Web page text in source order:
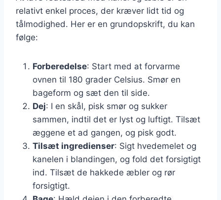
relativt enkel proces, der kræver lidt tid og
tålmodighed. Her er en grundopskrift, du kan
følge:
Forberedelse: Start med at forvarme
ovnen til 180 grader Celsius. Smør en
bageform og sæt den til side.
Dej: I en skål, pisk smør og sukker
sammen, indtil det er lyst og luftigt. Tilsæt
æggene et ad gangen, og pisk godt.
Tilsæt ingredienser: Sigt hvedemelet og
kanelen i blandingen, og fold det forsigtigt
ind. Tilsæt de hakkede æbler og rør
forsigtigt.